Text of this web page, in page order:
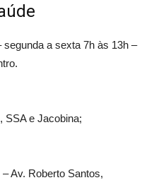
a sexta 7h às 13h –
SSA e Jacobina;
Av. Roberto Santos,